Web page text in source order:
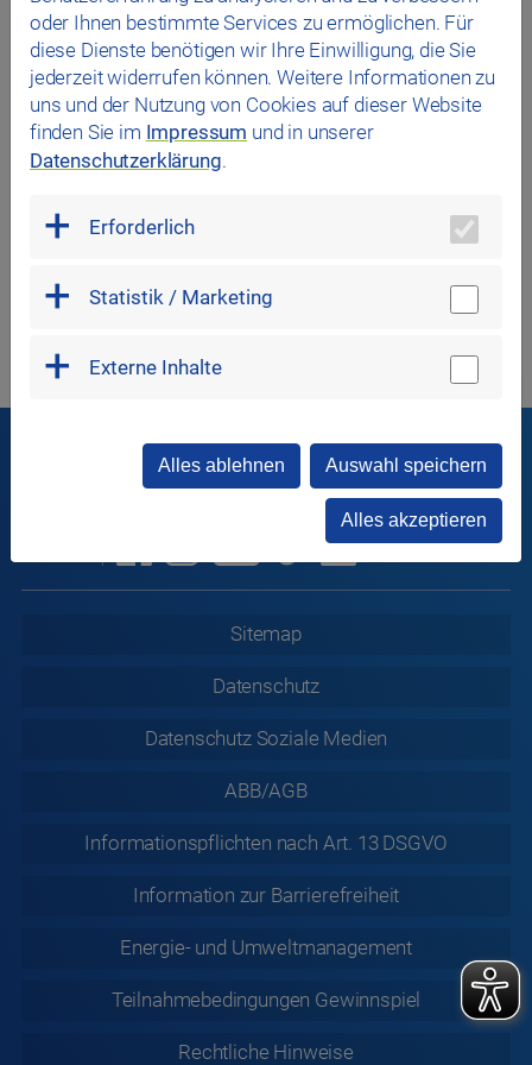
American Football*
3,00 €
Tauchring
2,50 €
Schwimmbrett
2,50 €
Schwimmnudel
Sitemap
Datenschutz
Datenschutz Soziale Medien
ABB/AGB
Informationspflichten nach Art. 13 DSGVO
Information zur Barrierefreiheit
Energie- und Umweltmanagement
Teilnahmebedingungen Gewinnspiel
Rechtliche Hinweise
oder Ihnen bestimmte Services zu ermöglichen. Für
diese Dienste benötigen wir Ihre Einwilligung, die Sie
jederzeit widerrufen können. Weitere Informationen zu
uns und der Nutzung von Cookies auf dieser Website
finden Sie im Impressum und in unserer
Datenschutzerklärung.
Erforderlich
Statistik / Marketing
Externe Inhalte
Alles ablehnen Auswahl speichern
Alles akzeptieren